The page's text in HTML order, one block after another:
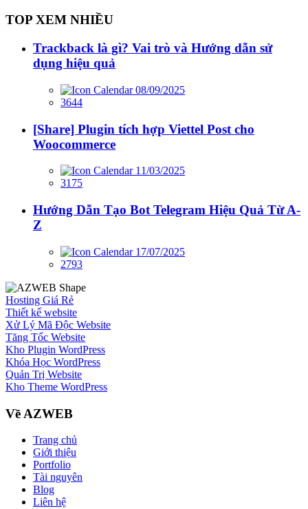
TOP XEM NHIỀU
Trackback là gì? Vai trò và Hướng dẫn sử
dụng hiệu quả
08/09/2025
3644
[Share] Plugin tích hợp Viettel Post cho
Woocommerce
11/03/2025
3175
Hướng Dẫn Tạo Bot Telegram Hiệu Quả Từ A-
Z
17/07/2025
2793
Hosting Giá Rẻ
Thiết kế website
Xử Lý Mã Độc Website
Tăng Tốc Website
Kho Plugin WordPress
Khóa Học WordPress
Quản Trị Website
Kho Theme WordPress
Về AZWEB
Trang chủ
Giới thiệu
Portfolio
Tài nguyên
Blog
Liên hệ